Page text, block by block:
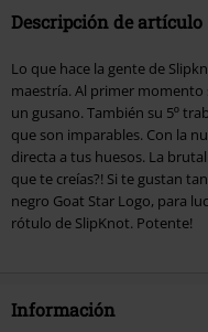
Descripción de artículo
Lo que hace la gente de
maestría. Al primer momento
un gusano. También su 5º
que son imparables. Con la
directa a tus huesos. La
que te creías?! Si te gustan
negro Goat Star Logo, para
rótulo de SlipKnot. Potente!
Información